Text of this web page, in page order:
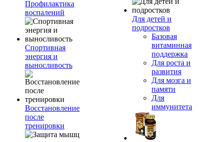
Профилактика
воспалений
Спортивная
энергия и
выносливость
Восстановление
после
тренировки
Для детей и
подростков
Базовая
витаминная
поддержка
Для роста и
развития
Для мозга и
памяти
Для
иммунитета